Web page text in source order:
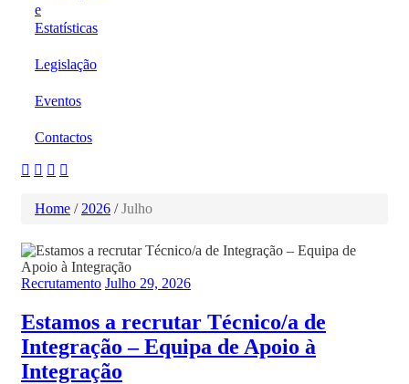
e
Estatísticas
Legislação
Eventos
Contactos
Home / 2026 /Julho
Recrutamento Julho 29, 2026
Estamos a recrutar Técnico/a de
Integração – Equipa de Apoio à
Integração